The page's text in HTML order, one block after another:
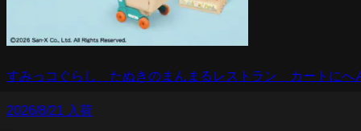
すみっコぐらし たぬきのまんまるレストラン カートにへ
2026/8/21 入荷